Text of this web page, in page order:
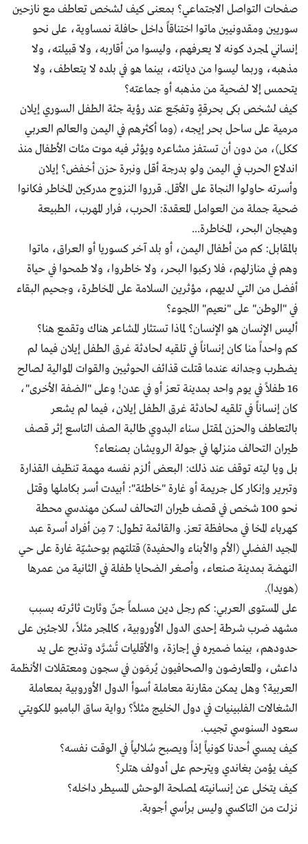
صفحات التواصل الاجتماعي؟ بمعنى كيف لشخص تعاطف مع نازحين
سوريين ومقدونيين ماتوا اختناقاً داخل حافلة نمساوية، على نحو
إنساني لمجرد كونه لا يعرفهم، وليسوا من أقاربه، ولا قبيلته، ولا
مذهبه، وربما ليسوا من ديانته، بينما هو في بلده لا يتعاطف، ولا
يتحمس إلا لضحية من مذهبه أو جماعته؟
كيف لشخص بكى بحرقةٍ وتفجّع عند رؤية جثة الطفل السوري إيلان
مرمية على ساحل بحر إيجه، (وما أكثرهم في اليمن والعالم العربي
ككل)، من دون أن تستفز مشاعره ويؤثر فيه موت مئات الأطفال منذ
اندلاع الحرب في اليمن ولو بدرجة أقل ونبرة حزن أخفض؟ إيلان
وأسرته حاولوا النجاة على الأقل. قرروا النزوح مدركين المخاطر فكانوا
ضحية جملة من العوامل المعقدة: الحرب، فرار المهرب، الطبيعة
وهيجان البحر، المخاطرة...
بالمقابل: كم من أطفال اليمن، أو بلد آخر كسوريا أو العراق، ماتوا
وهم في منازلهم، فلا ركبوا البحر، ولا خاطروا، ولا طمحوا في حياة
أفضل من التي لديهم، مؤثرين السلامة على المخاطرة، وجحيم البقاء
في "الوطن" على "نعيم" اللجوء؟
أليس الإنسان هو الإنسان؟ لماذا تستثار المشاعر هناك وتقمع هنا؟
كم واحداً منا كان إنساناً في تلقيه لحادثة غرق الطفل إيلان فيما لم
يضطرب وجدانه عندما قتلت قذائف الحوثيين والقوات الموالية لصالح
16 طفلاً في يوم واحد بمدينة تعز أو في عدن! وعلى "الضفة الأخرى"،
كان إنساناً في تلقيه لحادثة غرق الطفل إيلان، فيما لم يشعر
بالتعاطف والحزن لمقتل سناء البدوي طالبة الصف التاسع إثر قصف
طيران التحالف منزلها في جولة الرويشان بصنعاء؟
بل ويا ليته توقف عند ذلك: البعض ألزم نفسه مهمة تنظيف القذارة
وتبرير وإنكار كل جريمة أو غارة "خاطئة": أبيدت أسر بكاملها وقتل
نحو 100 شخص في قصف طيران التحالف لسكن مهندسي محطة
كهرباء المخا في محافظة تعز. والقائمة تطول: 7 مِن أفراد أسرة عبد
المجيد الفضلي (الأم والأبناء والحفيدة) قتلتهم بوحشيّة غارة على حي
النهضة بمدينة صنعاء، وأصغر الضحايا طفلة في الثانية من عمرها
(هويدا).
على المستوى العربي: كم رجل دين مسلماً جنّ وثارت ثائرته بسبب
مشهد ضرب شرطة إحدى الدول الأوروبية، كالمجر مثلاً، للاجئين على
حدودهم، بينما ضميره في إجازة، والأقليات تُشرَّد وتذبح على يد
داعش، والمعارضون والصحافيون يُرمَون في سجون ومعتقلات الأنظمة
العربية؟ وهل يمكن مقارنة معاملة أسوأ الدول الأوروبية بمعاملة
الشغالات الفلبينيات في دول الخليج مثلاً؟ رواية ساق البامبو للكويتي
سعود السنوسي تجيب.
كيف يمسي أحدنا كونياً إذاً ويصبح سُلالياً في الوقت نفسه؟
كيف يؤمن بغاندي ويترحم على أدولف هتلر؟
كيف يتخلى عن إنسانيته لمصلحة الوحش المسيطر داخله؟
نزلت من التاكسي وليس برأسي أجوبة.